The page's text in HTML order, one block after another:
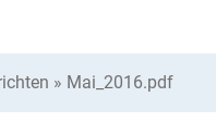
» Mai_2016.pdf